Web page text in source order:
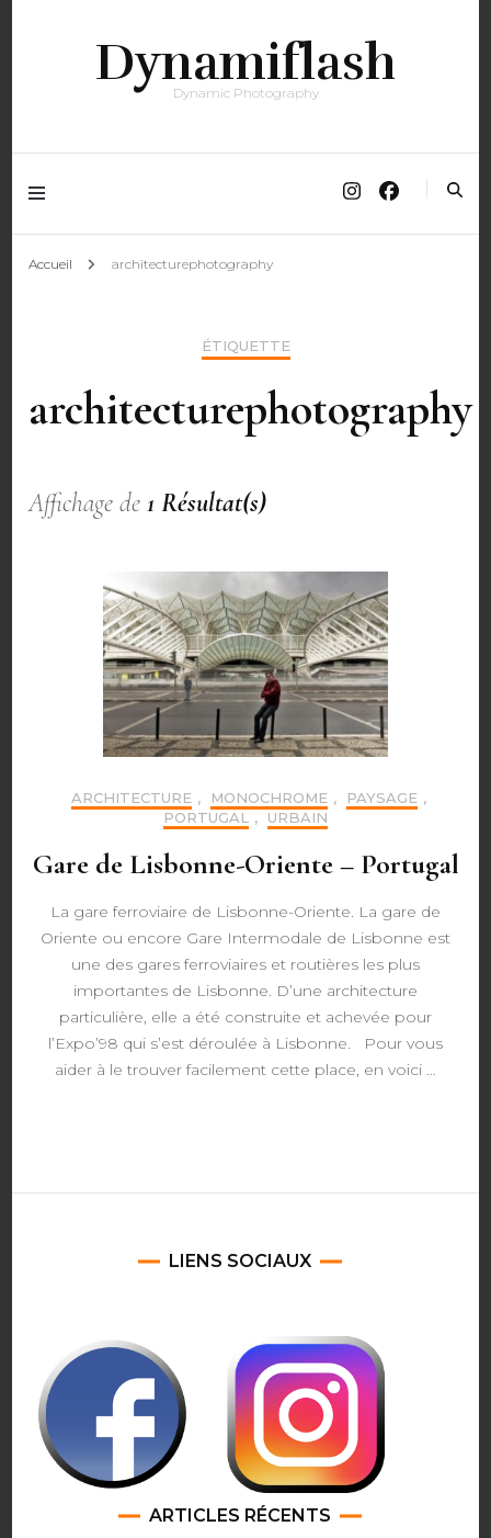
Dynamiflash
Dynamic Photography
Accueil architecturephotography
ÉTIQUETTE
architecturephotography
Affichage de1 Résultat(s)
ARCHITECTURE , MONOCHROME , PAYSAGE ,
PORTUGAL
, URBAIN
Gare de Lisbonne-Oriente – Portugal
La gare ferroviaire de Lisbonne-Oriente. La gare de
Oriente ou encore Gare Intermodale de Lisbonne est
une des gares ferroviaires et routières les plus
importantes de Lisbonne. D’une architecture
particulière, elle a été construite et achevée pour
l’Expo’98 qui s’est déroulée à Lisbonne. Pour vous
aider à le trouver facilement cette place, en voici …
LIENS SOCIAUX
ARTICLES RÉCENTS